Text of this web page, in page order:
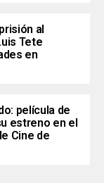
al
Tete
en
película de
estreno en el
Cine de